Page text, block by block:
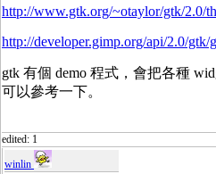
http://www.gtk.org/~otaylor/gtk/2.0/
http://developer.gimp.org/api/2.0/gtk/
gtk 有個 demo 程式，會把各種
可以參考一下。
edited: 1
winlin